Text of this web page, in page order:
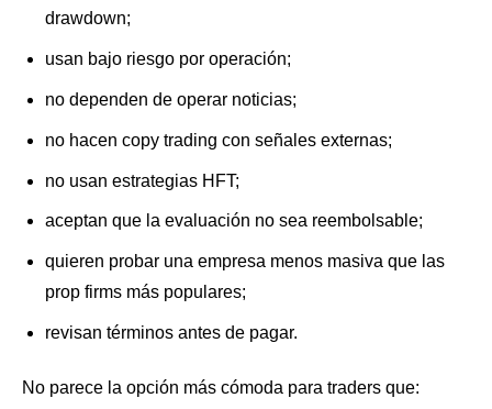
drawdown;
usan bajo riesgo por operación;
no dependen de operar noticias;
no hacen copy trading con señales externas;
no usan estrategias HFT;
aceptan que la evaluación no sea reembolsable;
quieren probar una empresa menos masiva que las
prop firms más populares;
revisan términos antes de pagar.
No parece la opción más cómoda para traders que: